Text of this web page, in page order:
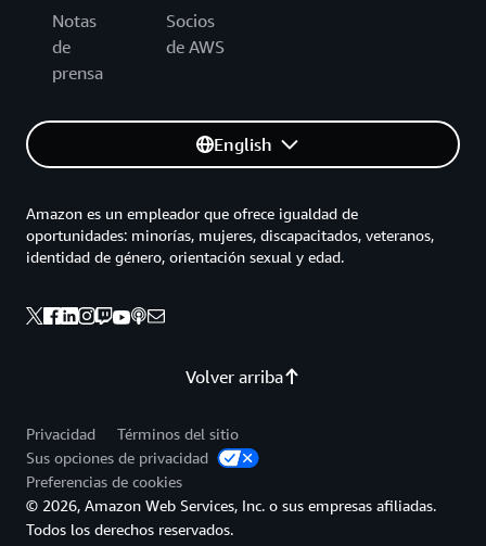
Notas
de
prensa
Socios
de AWS
English
Volver arriba
Amazon es un empleador que ofrece igualdad de
oportunidades: minorías, mujeres, discapacitados, veteranos,
identidad de género, orientación sexual y edad.
Privacidad
Términos del sitio
Sus opciones de privacidad
Preferencias de cookies
© 2026, Amazon Web Services, Inc. o sus empresas afiliadas.
Todos los derechos reservados.